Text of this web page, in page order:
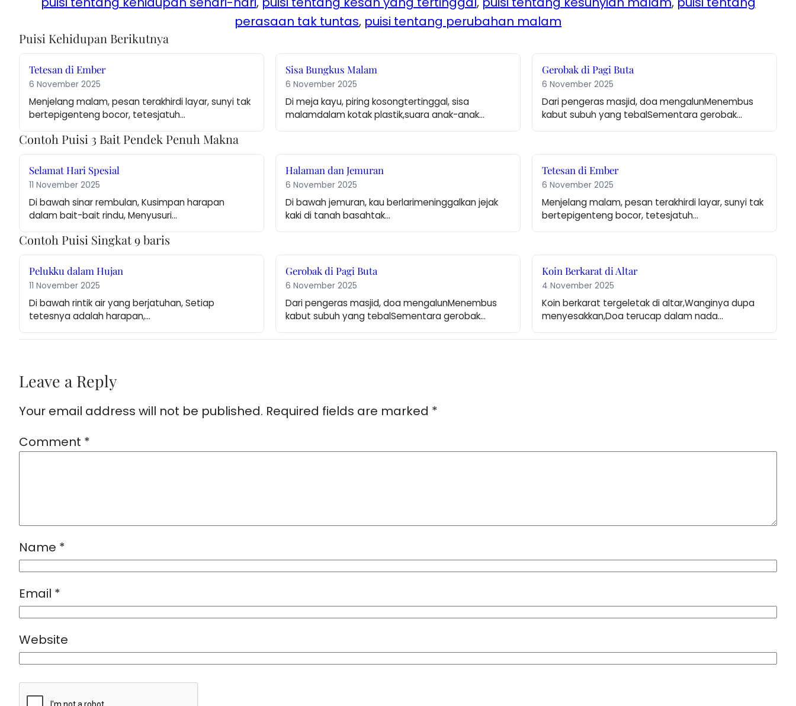
perasaan tak tuntas, puisi tentang perubahan malam
Puisi Kehidupan Berikutnya
Tetesan di Ember
6 November 2025
Menjelang malam, pesan terakhirdi layar, sunyi tak
bertepigenteng bocor, tetesjatuh…
Sisa Bungkus Malam
6 November 2025
Di meja kayu, piring kosongtertinggal, sisa
malamdalam kotak plastik,suara anak-anak…
Gerobak di Pagi Buta
6 November 2025
Dari pengeras masjid, doa mengalunMenembus
kabut subuh yang tebalSementara gerobak…
Contoh Puisi 3 Bait Pendek Penuh Makna
Selamat Hari Spesial
11 November 2025
Di bawah sinar rembulan, Kusimpan harapan
dalam bait-bait rindu, Menyusuri…
Halaman dan Jemuran
6 November 2025
Di bawah jemuran, kau berlarimeninggalkan jejak
kaki di tanah basahtak…
Tetesan di Ember
6 November 2025
Menjelang malam, pesan terakhirdi layar, sunyi tak
bertepigenteng bocor, tetesjatuh…
Contoh Puisi Singkat 9 baris
Pelukku dalam Hujan
11 November 2025
Di bawah rintik air yang berjatuhan, Setiap
tetesnya adalah harapan,…
Gerobak di Pagi Buta
6 November 2025
Dari pengeras masjid, doa mengalunMenembus
kabut subuh yang tebalSementara gerobak…
Koin Berkarat di Altar
4 November 2025
Koin berkarat tergeletak di altar,Wanginya dupa
menyesakkan,Doa terucap dalam nada…
Leave a Reply
Your email address will not be published. Required fields are marked *
Comment *
Name *
Email *
Website